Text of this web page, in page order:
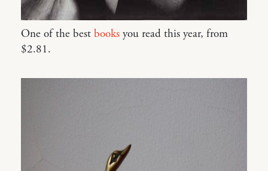
One of the best books you read this year, from
$2.81.